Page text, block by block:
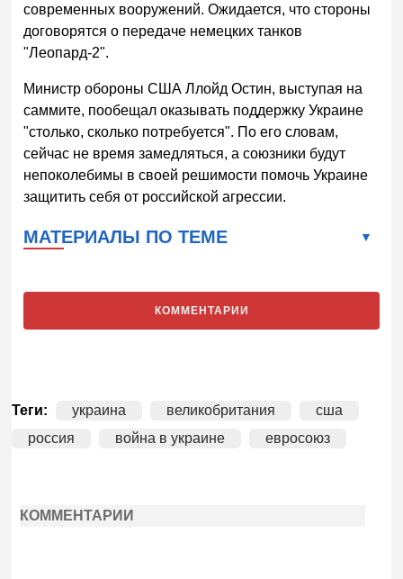
современных вооружений. Ожидается, что стороны
договорятся о передаче немецких танков
"Леопард-2".
Министр обороны США Ллойд Остин, выступая на
саммите, пообещал оказывать поддержку Украине
"столько, сколько потребуется". По его словам,
сейчас не время замедляться, а союзники будут
непоколебимы в своей решимости помочь Украине
защитить себя от российской агрессии.
МАТЕРИАЛЫ ПО ТЕМЕ
КОММЕНТАРИИ
Теги: украина великобритания
сша
россия
война в украине евросоюз
КОММЕНТАРИИ